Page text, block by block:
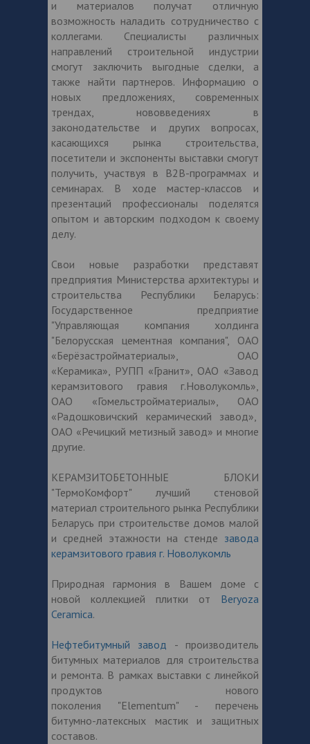
и материалов получат отличную
возможность наладить сотрудничество с
коллегами. Специалисты различных
направлений строительной индустрии
смогут заключить выгодные сделки, а
также найти партнеров. Информацию о
новых предложениях, современных
трендах, нововведениях в
законодательстве и других вопросах,
касающихся рынка строительства,
посетители и экспоненты выставки смогут
получить, участвуя в B2B-программах и
семинарах. В ходе мастер-классов и
презентаций профессионалы поделятся
опытом и авторским подходом к своему
делу.
Свои новые разработки представят
предприятия Министерства архитектуры и
строительства Республики Беларусь:
Государственное предприятие
"Управляющая компания холдинга
"Белорусская цементная компания", ОАО
«Берёзастройматериалы», ОАО
«Керамика», РУПП «Гранит», ОАО «Завод
керамзитового гравия г.Новолукомль»,
ОАО «Гомельстройматериалы», ОАО
«Радошковичский керамический завод»,
ОАО «Речицкий метизный завод» и многие
другие.
КЕРАМЗИТОБЕТОННЫЕ БЛОКИ
"ТермоКомфорт" лучший стеновой
материал строительного рынка Республики
Беларусь при строительстве домов малой
и средней этажности на стенде завода
керамзитового гравия г. Новолукомль
Природная гармония в Вашем доме с
новой коллекцией плитки от Beryoza
Ceramica.
Нефтебитумный завод - производитель
битумных материалов для строительства
и ремонта. В рамках выставки с линейкой
продуктов нового
поколения "Elementum" - перечень
битумно-латексных мастик и защитных
составов.